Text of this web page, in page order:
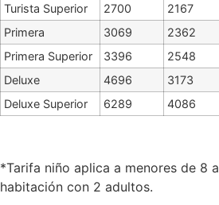
Turista Superior
2700 2167
Primera
3069 2362
Primera Superior
3396 2548
Deluxe
4696 3173
Deluxe Superior
6289 4086
*Tarifa niño aplica a menores de 8
habitación con 2 adultos.